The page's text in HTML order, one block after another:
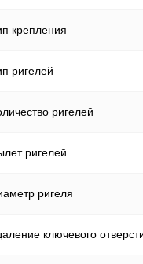
крепления
ригелей
ригелей
ригелей
ригеля
ключевого